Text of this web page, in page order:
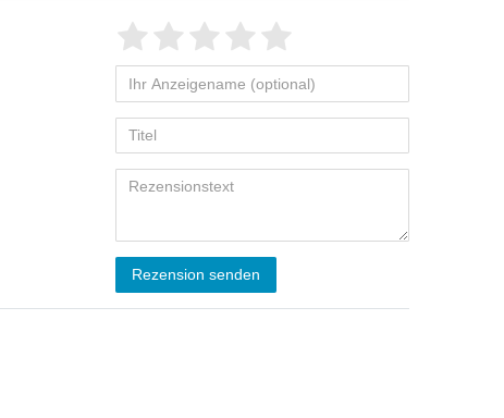
Rezension senden